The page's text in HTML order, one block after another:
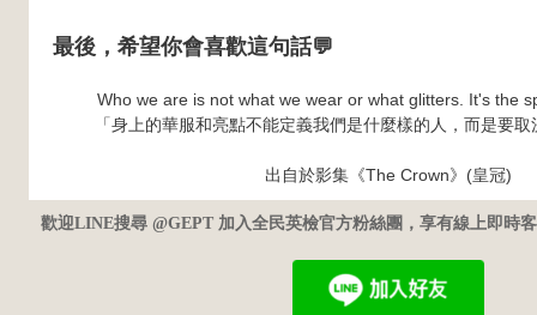
最後，希望你會喜歡這句話💬
Who we are is not what we wear or what glitters. It's the
「身上的華服和亮點不能定義我們是什麼樣的人，而是要
出自於影集《The Crown》(皇冠)
歡迎LINE搜尋 @GEPT 加入全民英檢官方粉絲團，享有線上即時